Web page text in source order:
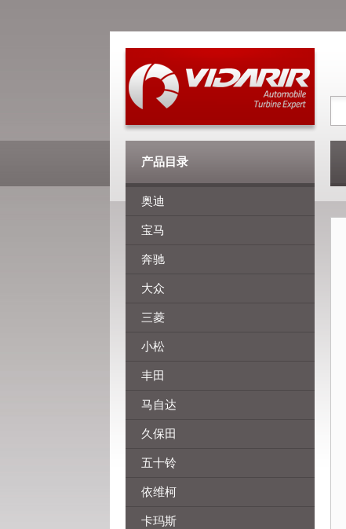
产品目录
奥迪
宝马
奔驰
大众
三菱
小松
丰田
马自达
久保田
五十铃
依维柯
卡玛斯